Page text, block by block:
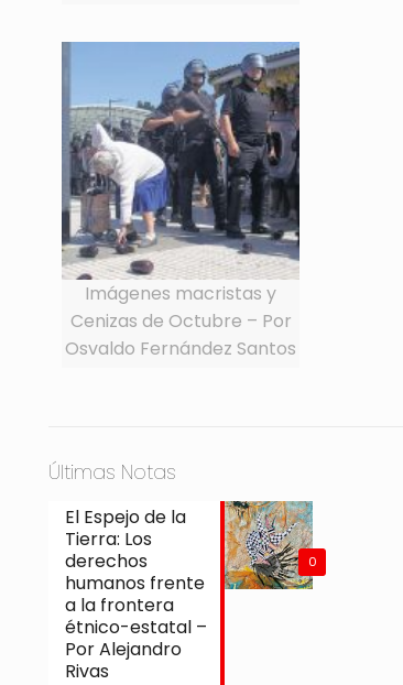
Imágenes macristas y
Cenizas de Octubre – Por
Osvaldo Fernández Santos
Últimas Notas
0
El Espejo de la
Tierra: Los
derechos
humanos frente
a la frontera
étnico-estatal –
Por Alejandro
Rivas